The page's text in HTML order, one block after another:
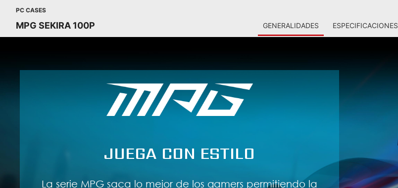
PC CASES
MPG SEKIRA 100P GENERALIDADES ESPECIFICACIONES
JUEGA CON ESTILO
La serie MPG saca lo mejor de los gamers permitiendo la